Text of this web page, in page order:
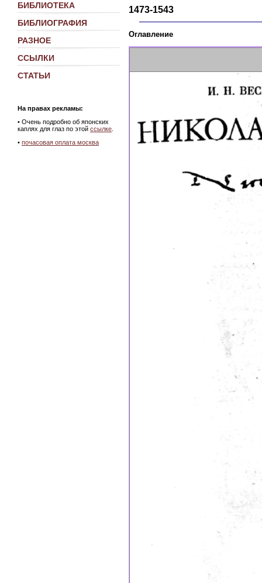
БИБЛИОТЕКА
БИБЛИОГРАФИЯ
РАЗНОЕ
ССЫЛКИ
СТАТЬИ
На правах рекламы:
• Очень подробно об японских
каплях для глаз по этой ссылке
• почасовая оплата москва
1473-1543
Оглавление